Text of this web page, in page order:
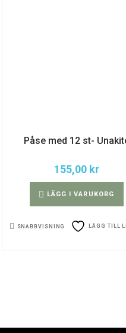
Påse med 12 st-
155,00 kr
LÄGG I VARUKORG
SNABBVISNING LÄGG TILL